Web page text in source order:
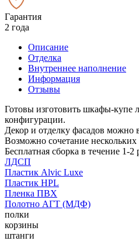
Гарантия
2 года
Описание
Отделка
Внутреннее наполнение
Информация
Отзывы
Готовы изготовить шкафы-купе
конфигурации.
Декор и отделку фасадов можно
Возможно сочетание
Бесплатная сборка в течение 1-2
ЛДСП
Пластик Alvic Luxe
Пластик HPL
Пленка ПВХ
Полотно АГТ (МДФ)
полки
корзины
штанги